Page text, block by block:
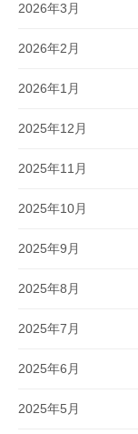
2026年3月
2026年2月
2026年1月
2025年12月
2025年11月
2025年10月
2025年9月
2025年8月
2025年7月
2025年6月
2025年5月